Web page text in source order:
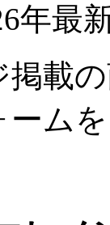
年最
載
ム